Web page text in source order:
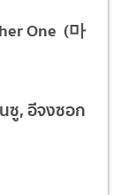
One (마
ซู, อีจงซอก